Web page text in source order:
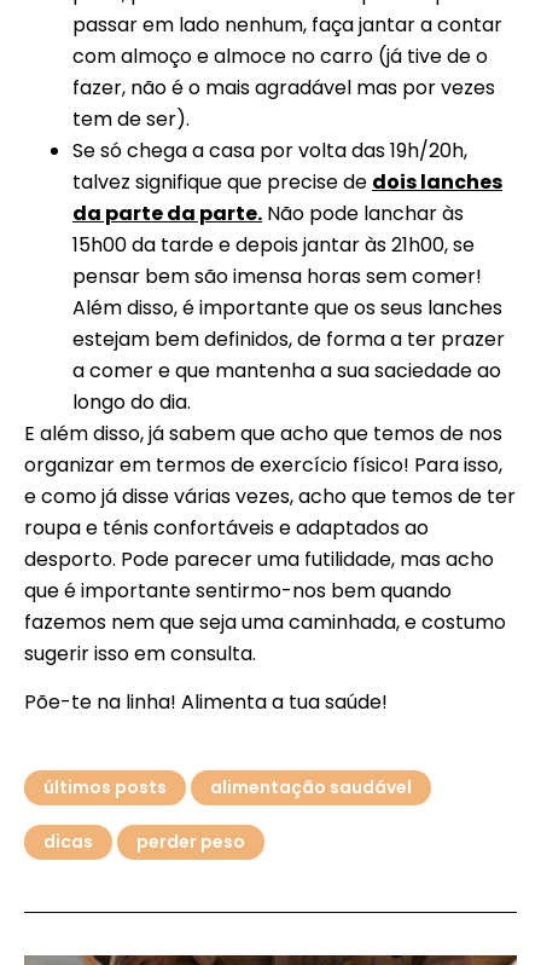
passar em lado nenhum, faça jantar a contar
com almoço e almoce no carro (já tive de o
fazer, não é o mais agradável mas por vezes
tem de ser).
Se só chega a casa por volta das 19h/20h,
talvez signifique que precise de dois lanches
da parte da parte. Não pode lanchar às
15h00 da tarde e depois jantar às 21h00, se
pensar bem são imensa horas sem comer!
Além disso, é importante que os seus lanches
estejam bem definidos, de forma a ter prazer
a comer e que mantenha a sua saciedade ao
longo do dia.
E além disso, já sabem que acho que temos de nos
organizar em termos de exercício físico! Para isso,
e como já disse várias vezes, acho que temos de ter
roupa e ténis confortáveis e adaptados ao
desporto. Pode parecer uma futilidade, mas acho
que é importante sentirmo-nos bem quando
fazemos nem que seja uma caminhada, e costumo
sugerir isso em consulta.
Põe-te na linha! Alimenta a tua saúde!
últimos posts alimentação saudável
dicas perder peso